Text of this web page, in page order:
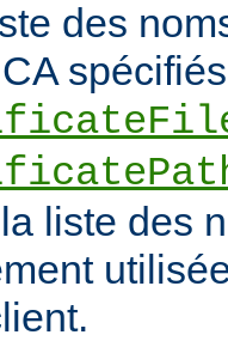
des
liste des